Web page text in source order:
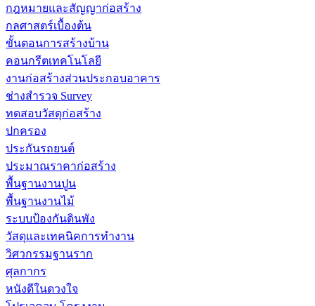
กฎหมายและสัญญาก่อสร้าง
กลศาสตร์เบื้องต้น
ขั้นตอนการสร้างบ้าน
คอนกรีตเทคโนโลยี
งานก่อสร้างส่วนประกอบอาคาร
ช่างสำรวจ Survey
ทดสอบวัสดุก่อสร้าง
ปกครอง
ประกันรถยนต์
ประมาณราคาก่อสร้าง
พื้นฐานงานปูน
พื้นฐานงานไม้
ระบบป้องกันดินพัง
วัสดุและเทคนิคการทำงาน
วิศวกรรมฐานราก
ศุลกากร
หนังดีในดวงใจ